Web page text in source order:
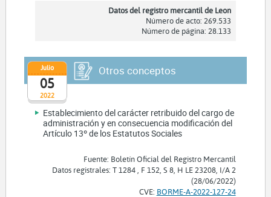
Datos del registro mercantil de Leon
Número de acto: 269.533
Número de página: 28.133
2022
Julio
05
Otros conceptos
Establecimiento del carácter retribuido del cargo de
administración y en consecuencia modificación del
Artículo 13º de los Estatutos Sociales
Fuente: Boletín Oficial del Registro Mercantil
Datos registrales: T 1284 , F 152, S 8, H LE 23208, I/A 2
(28/06/2022)
CVE: BORME-A-2022-127-24